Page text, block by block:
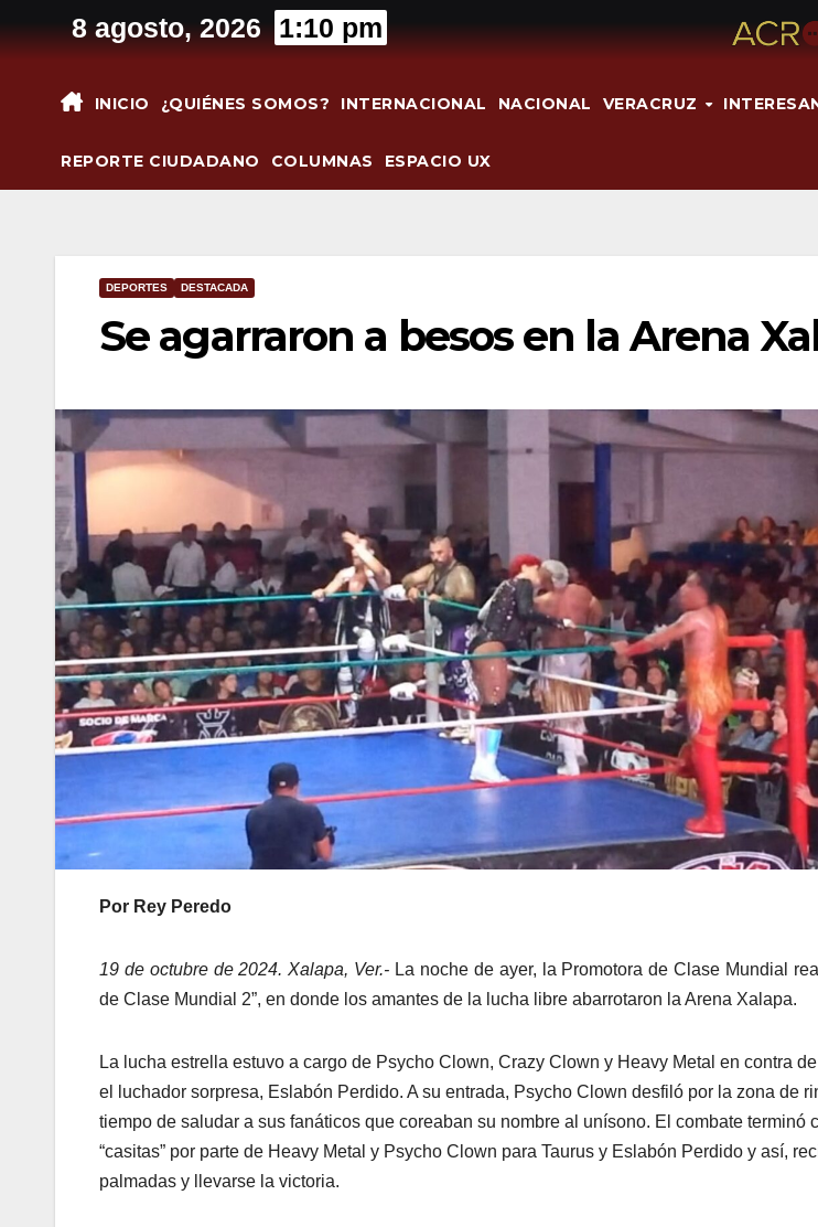
al
8 agosto, 2026 1:10 pm
INICIO ¿QUIÉNES SOMOS? INTERNACIONAL NACIONAL VERACRUZ
REPORTE CIUDADANO COLUMNAS ESPACIO UX
DEPORTES DESTACADA
Se agarraron a besos en la Arena
Por Rey Peredo
19 de octubre de 2024. Xalapa, Ver.- La noche de ayer, la Promotora de Clase Mundial
de Clase Mundial 2”, en donde los amantes de la lucha libre abarrotaron la Arena Xalapa.
La lucha estrella estuvo a cargo de Psycho Clown, Crazy Clown y Heavy Metal en contra
el luchador sorpresa, Eslabón Perdido. A su entrada, Psycho Clown desfiló por la zona de
tiempo de saludar a sus fanáticos que coreaban su nombre al unísono. El combate terminó
“casitas” por parte de Heavy Metal y Psycho Clown para Taurus y Eslabón Perdido y así,
palmadas y llevarse la victoria.